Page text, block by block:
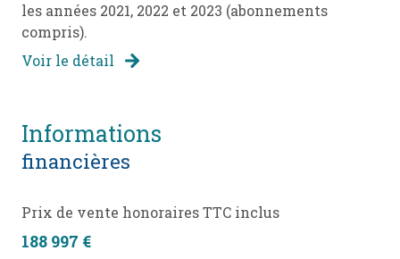
les années 2021, 2022 et 2023 (abonnements
compris).
Voir le détail
informations
financières
Prix de vente honoraires TTC inclus
188 997 €